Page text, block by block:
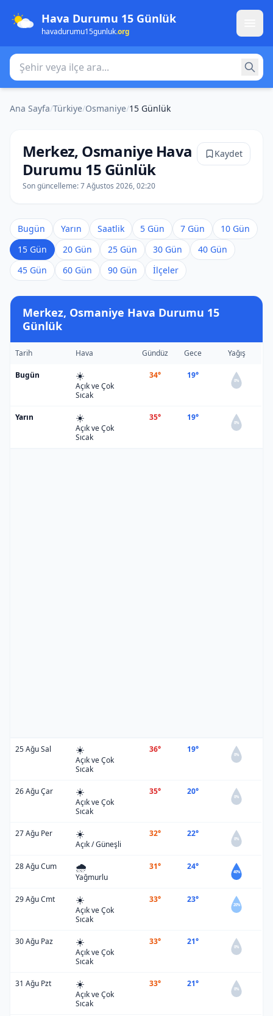
Hava Durumu 15 Günlük
havadurumu15gunluk.org
Şehir veya ilçe ara
Ana Sayfa/Türkiye/Osmaniye/15 Günlük
Merkez, Osmaniye Hava
Durumu 15 Günlük
Son güncelleme:7 Ağustos 2026, 02:20
Kaydet
Bugün Yarın Saatlik 5 Gün 7 Gün
10 Gün
15 Gün
20 Gün 25 Gün 30 Gün
40 Gün
45 Gün
60 Gün 90 Gün İlçeler
Merkez, Osmaniye Hava Durumu 15
Günlük
Tarih Hava Gündüz Gece Yağış
Bugün ☀️
Açık ve Çok
Sıcak
34° 19°
0%
Yarın ☀️
Açık ve Çok
Sıcak
35° 19°
0%
25 Ağu Sal ☀️
Açık ve Çok
Sıcak
36° 19°
0%
26 Ağu Çar ☀️
Açık ve Çok
Sıcak
35° 20°
0%
27 Ağu Per ☀️
Açık / Güneşli
32° 22°
0%
28 Ağu Cum 🌧️
Yağmurlu
31° 24°
40%
29 Ağu Cmt ☀️
Açık ve Çok
Sıcak
33° 23°
20%
30 Ağu Paz ☀️
Açık ve Çok
Sıcak
33° 21°
0%
31 Ağu Pzt ☀️
Açık ve Çok
Sıcak
33° 21°
0%